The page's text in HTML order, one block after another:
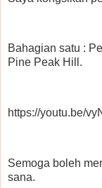
Bahagian satu :
Pine Peak Hill.
https://youtu.be/
Semoga boleh
sana.